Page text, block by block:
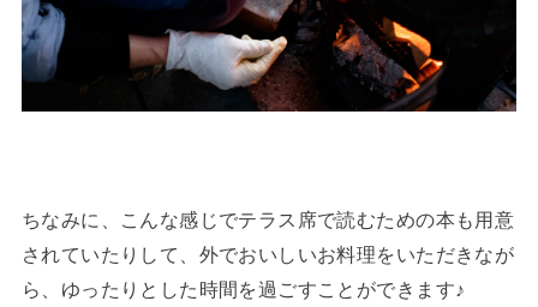
ちなみに、こんな感じでテラス席で読むための本も用意
されていたりして、外でおいしいお料理をいただきなが
ら、ゆったりとした時間を過ごすことができます♪